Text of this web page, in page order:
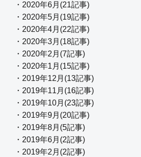
・2020年6月(21記事)
・2020年5月(19記事)
・2020年4月(22記事)
・2020年3月(18記事)
・2020年2月(7記事)
・2020年1月(15記事)
・2019年12月(13記事)
・2019年11月(16記事)
・2019年10月(23記事)
・2019年9月(20記事)
・2019年8月(5記事)
・2019年6月(2記事)
・2019年2月(2記事)